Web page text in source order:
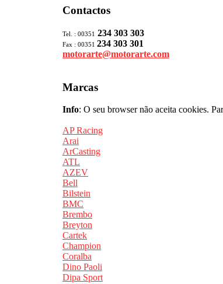
Contactos
Tel. : 00351 234 303 303
Fax : 00351 234 303 301
motorarte@motorarte.com
Marcas
Info: O seu browser não aceita cookies.
AP Racing
Arai
ArCasting
ATL
AZEV
Bell
Bilstein
BMC
Brembo
Breyton
Cartek
Champion
Coralba
Dino Paoli
Dipa Sport